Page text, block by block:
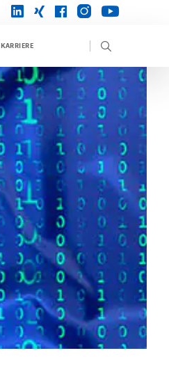
linkedin
xing facebookinstagramyoutube
KARRIERE